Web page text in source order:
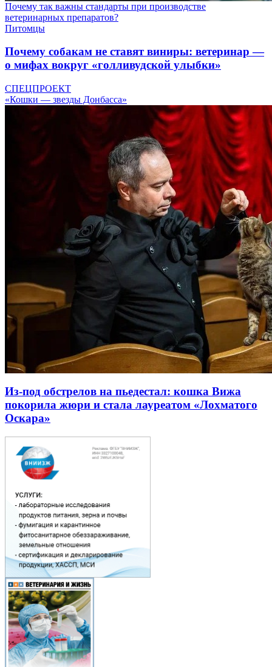
Почему так важны стандарты при производстве
ветеринарных препаратов?
Питомцы
Почему собакам не ставят виниры: ветеринар —
о мифах вокруг «голливудской улыбки»
СПЕЦПРОЕКТ
«Кошки — звезды Донбасса»
Из-под обстрелов на пьедестал: кошка Вижа
покорила жюри и стала лауреатом «Лохматого
Оскара»